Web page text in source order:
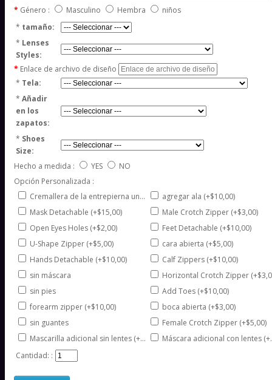
Género : Masculino Hembra
niños
* tamaño:
* Lenses
Styles:
Enlace de archivo de diseño
* Tela:
* Añadir
en los
zapatos:
* Shoes
Size:
Hecho a medida :
YES
NO
Opción Personalizada :
Cremallera de la entrepierna unisex (+$5,00)
agregar ala (+$10,00)
Mask Detachable (+$15,00)
Male Crotch Zipper (+$3,00)
Open Eyes Holes (+$2,00)
Feet Detachable (+$10,00)
U-Shape Zipper (+$5,00)
cara abierta (+$5,00)
Hands Detachable (+$10,00)
Calf Zippers (+$10,00)
sin máscara
Horizontal Crotch Zipper
sin pies
Add Toes (+$10,00)
forearm zipper (+$10,00)
boca abierta (+$3,00)
sin guantes
Female Crotch Zipper (+$5,00)
Mascarilla adicional sin lentes (+$15,00)
Máscara adicional con lentes (+$25,00)
Cantidad: :